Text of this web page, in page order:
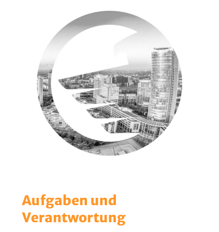
Aufgaben und
Verantwortung